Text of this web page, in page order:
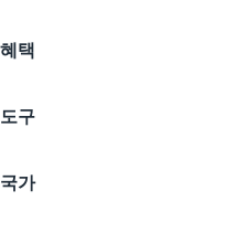
Firefox
무료 VPN
가격
학생 할인
블로그
문의하기
개인정보 보호정책
쿠키 기본 설정
혜택
인터넷 개인정보 보호
익명 IP
도구
IP 숨기기
국가